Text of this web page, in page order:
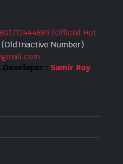
(Official Hot
(Old Inactive Number)
: Samir Roy